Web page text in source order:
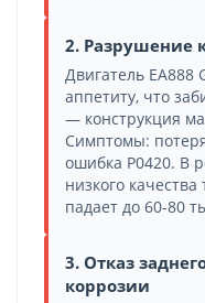
2. Разрушение
Двигатель EA888
аппетиту, что
— конструкция
Симптомы:
ошибка P0420. В
низкого
падает до 60-80
3. Отказ
коррозии